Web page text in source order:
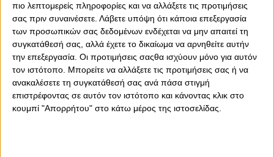
πιο λεπτομερείς πληροφορίες και να αλλάξετε τις προτιμήσεις
σας πριν συναινέσετε. Λάβετε υπόψη ότι κάποια επεξεργασία
των προσωπικών σας δεδομένων ενδέχεται να μην απαιτεί τη
συγκατάθεσή σας, αλλά έχετε το δικαίωμα να αρνηθείτε αυτήν
την επεξεργασία. Οι προτιμήσεις σαςθα ισχύουν μόνο για αυτόν
τον ιστότοπο. Μπορείτε να αλλάξετε τις προτιμήσεις σας ή να
ανακαλέσετε τη συγκατάθεσή σας ανά πάσα στιγμή
επιστρέφοντας σε αυτόν τον ιστότοπο και κάνοντας κλικ στο
κουμπί "Απορρήτου" στο κάτω μέρος της ιστοσελίδας.
Συνεχίζουν μαζί Ολυμπιακός και Πάνος
Παπαντωνόπουλος! Ο διεθνής γκολκίπερ ανανέωσε και
επίσημα το συμβόλαιό της με την ομάδα χάντμπολ
Ανδρών του Θρύλου.
Η ανακοίνωση των Πειραιωτών για την ανανέωση της
συνεργασίας τους με τον διεθνή κίπερ: «Ο ΟΛΥΜΠΙΑΚΟΣ
Σ.Φ.Π. ανακοινώνει την ανανέωση της συνεργασίας του